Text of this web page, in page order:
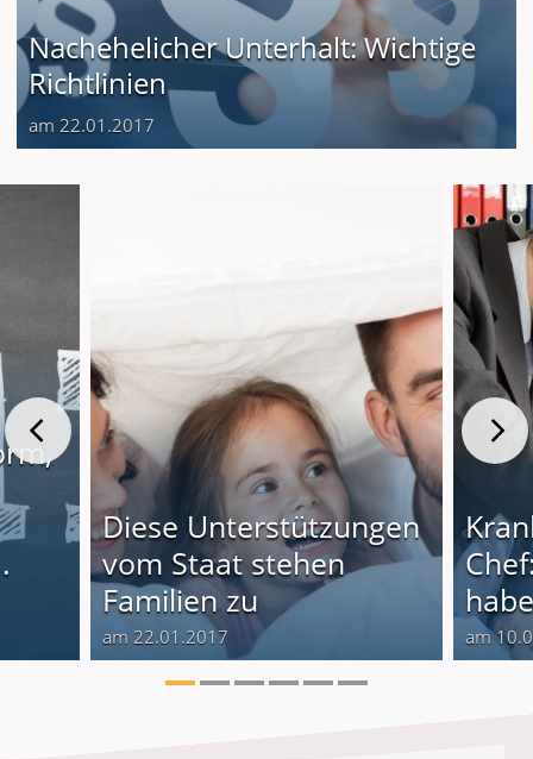
Nachehelicher Unterhalt: Wichtige
Richtlinien
am 22.01.2017
Diese Unterstützungen
vom Staat stehen
Familien zu
am 22.01.2017 am